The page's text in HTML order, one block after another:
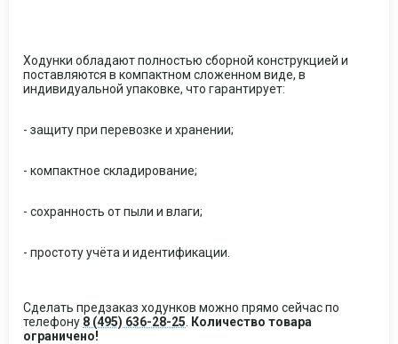
Ходунки обладают полностью сборной конструкцией и
поставляются в компактном сложенном виде, в
индивидуальной упаковке, что гарантирует:
- защиту при перевозке и хранении;
- компактное складирование;
- сохранность от пыли и влаги;
- простоту учёта и идентификации.
Сделать предзаказ ходунков можно прямо сейчас по
телефону 8 (495) 636-28-25
Количество товара
ограничено!